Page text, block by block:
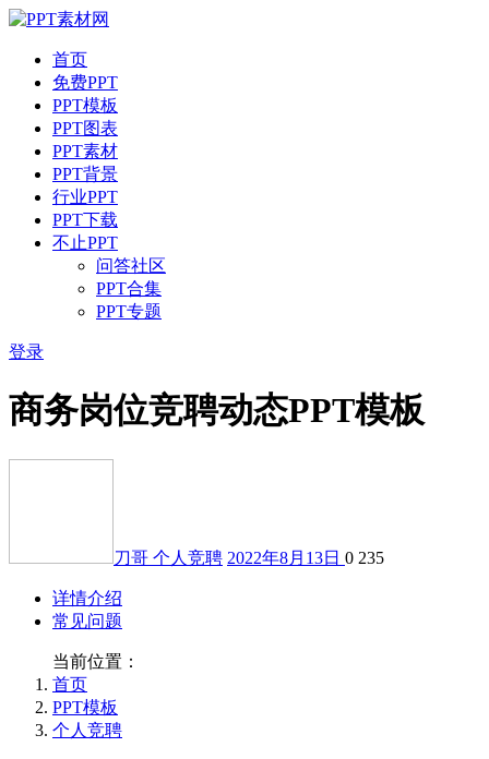
首页
免费PPT
PPT模板
PPT图表
PPT素材
PPT背景
行业PPT
PPT下载
不止PPT
问答社区
PPT合集
PPT专题
登录
商务岗位竞聘动态PPT模板
刀哥 个人竞聘 2022年8月13日 0 235
详情介绍
常见问题
当前位置：
首页
PPT模板
个人竞聘